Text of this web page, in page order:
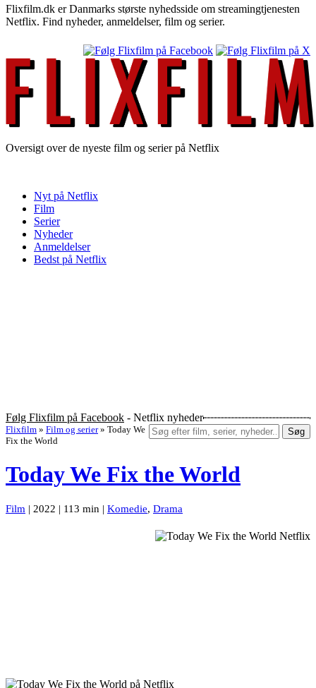
Flixfilm.dk er Danmarks største nyhedsside om streamingtjenesten
Netflix. Find nyheder, anmeldelser, film og serier.
Oversigt over de nyeste film og serier på Netflix
Nyt på Netflix
Film
Serier
Nyheder
Anmeldelser
Bedst på Netflix
Følg Flixfilm på Facebook - Netflix nyheder
Søg
Flixfilm » Film og serier » Today We
Fix the World
Today We Fix the World
Film | 2022 | 113 min | Komedie, Drama